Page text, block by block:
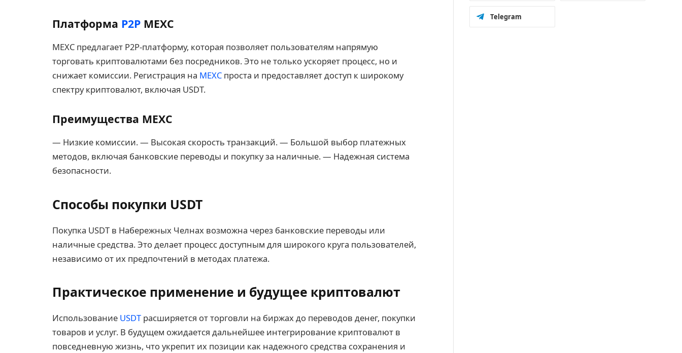
Платформа P2P MEXC
MEXC предлагает P2P-платформу, которая позволяет пользователям напрямую
торговать криптовалютами без посредников. Это не только ускоряет процесс, но и
снижает комиссии. Регистрация на MEXC проста и предоставляет доступ к широкому
спектру криптовалют, включая USDT.
Преимущества MEXC
— Низкие комиссии. — Высокая скорость транзакций. — Большой выбор платежных
методов, включая банковские переводы и покупку за наличные. — Надежная система
безопасности.
Способы покупки USDT
Покупка USDT в Набережных Челнах возможна через банковские переводы или
наличные средства. Это делает процесс доступным для широкого круга пользователей,
независимо от их предпочтений в методах платежа.
Практическое применение и будущее криптовалют
Использование USDT расширяется от торговли на биржах до переводов денег, покупки
товаров и услуг. В будущем ожидается дальнейшее интегрирование криптовалют в
повседневную жизнь, что укрепит их позиции как надежного средства сохранения и
Telegram